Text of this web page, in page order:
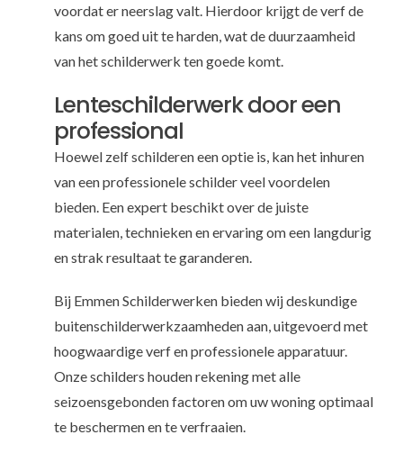
voordat er neerslag valt. Hierdoor krijgt de verf de
kans om goed uit te harden, wat de duurzaamheid
van het schilderwerk ten goede komt.
Lenteschilderwerk door een
professional
Hoewel zelf schilderen een optie is, kan het inhuren
van een professionele schilder veel voordelen
bieden. Een expert beschikt over de juiste
materialen, technieken en ervaring om een langdurig
en strak resultaat te garanderen.
Bij Emmen Schilderwerken bieden wij deskundige
buitenschilderwerkzaamheden aan, uitgevoerd met
hoogwaardige verf en professionele apparatuur.
Onze schilders houden rekening met alle
seizoensgebonden factoren om uw woning optimaal
te beschermen en te verfraaien.